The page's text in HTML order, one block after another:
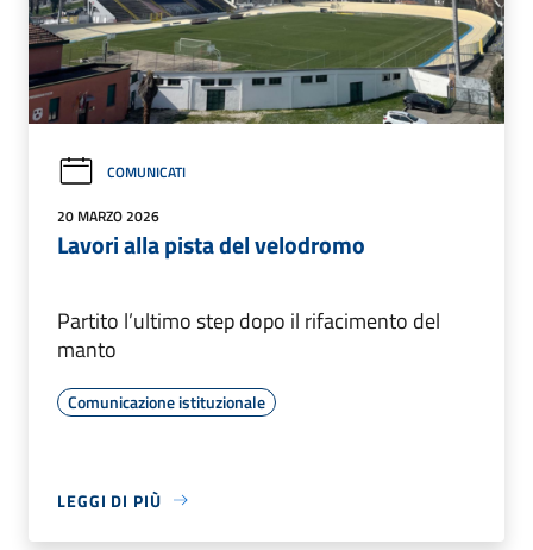
COMUNICATI
20 MARZO 2026
Lavori alla pista del velodromo
Partito l’ultimo step dopo il rifacimento del
manto
Comunicazione istituzionale
LEGGI DI PIÙ